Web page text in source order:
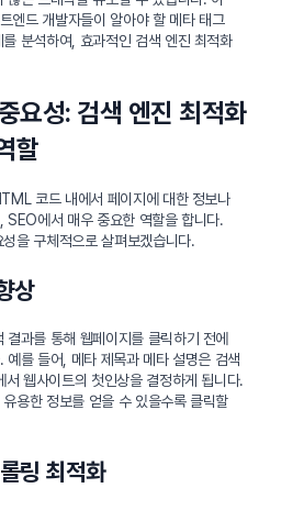
엔드 개발자들이 알아야 할 메타 태그
분석하여, 효과적인 검색 엔진 최적화
요성: 검색 엔진 최적화
할
코드 내에서 페이지에 대한 정보나
SEO에서 매우 중요한 역할을 합니다.
을 구체적으로 살펴보겠습니다.
상
결과를 통해 웹페이지를 클릭하기 전에
예를 들어, 메타 제목과 메타 설명은 검색
웹사이트의 첫인상을 결정하게 됩니다.
용한 정보를 얻을 수 있을수록 클릭할
링 최적화